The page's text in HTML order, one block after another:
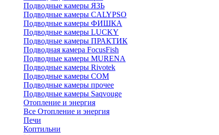
Подводные камеры ЯЗЬ
Подводные камеры CALYPSO
Подводные камеры ФИШКА
Подводные камеры LUCKY
Подводные камеры ПРАКТИК
Подводная камера FocusFish
Подводные камеры MURENA
Подводные камеры Rivotek
Подводные камеры СОМ
Подводные камеры прочее
Подводные камеры Saqvouge
Отопление и энергия
Все Отопление и энергия
Печи
Коптильни